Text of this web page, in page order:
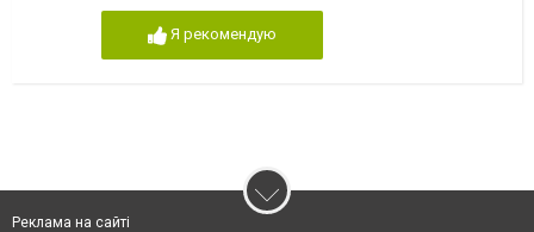
Я рекомендую
Реклама на сайті